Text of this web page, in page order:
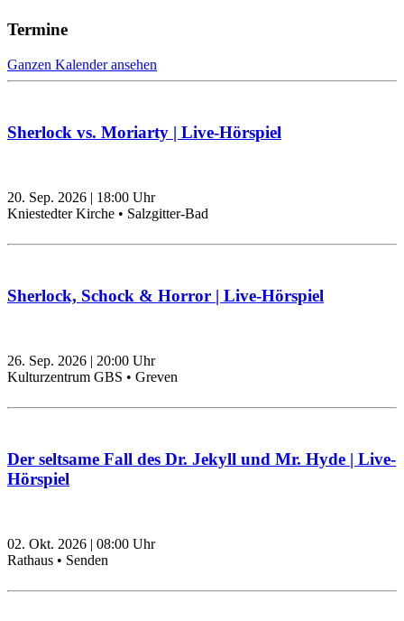
Termine
Ganzen Kalender ansehen
Sherlock vs. Moriarty | Live-Hörspiel
20. Sep. 2026 | 18:00 Uhr
Kniestedter Kirche • Salzgitter-Bad
Sherlock, Schock & Horror | Live-Hörspiel
26. Sep. 2026 | 20:00 Uhr
Kulturzentrum GBS • Greven
Der seltsame Fall des Dr. Jekyll und Mr. Hyde | Live-
Hörspiel
02. Okt. 2026 | 08:00 Uhr
Rathaus • Senden